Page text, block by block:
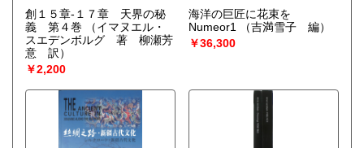
創１５章-１７章 天界の秘
義 第４巻
（イマヌエル・
スエデンボルグ 著 柳瀬芳
意 訳）
￥2,200
海洋の巨匠に花束を
Numeor1
（吉満雪子 編）
￥36,300